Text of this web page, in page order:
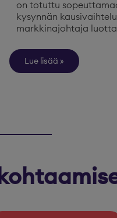
on totuttu
kysynnän
markkinajohtaja
Lue lisää